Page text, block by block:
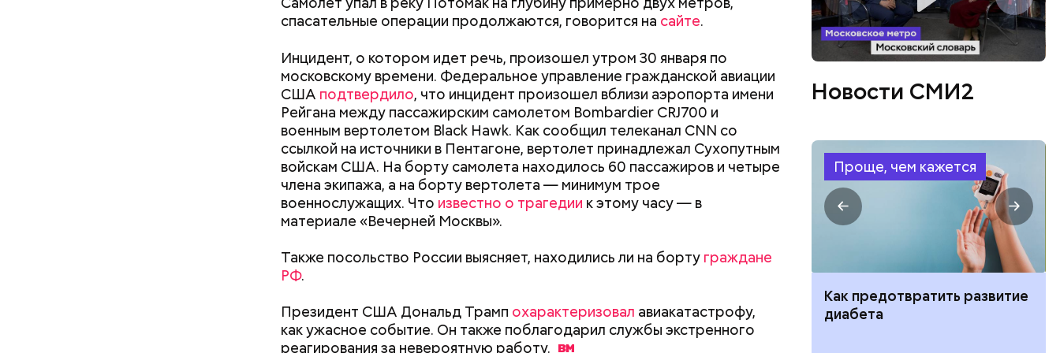
спасательные операции продолжаются, говорится на сайте.
Инцидент, о котором идет речь, произошел утром 30 января по
московскому времени. Федеральное управление гражданской авиации
США подтвердило, что инцидент произошел вблизи аэропорта имени
Рейгана между пассажирским самолетом Bombardier CRJ700 и
военным вертолетом Black Hawk. Как сообщил телеканал CNN со
ссылкой на источники в Пентагоне, вертолет принадлежал Сухопутным
войскам США. На борту самолета находилось 60 пассажиров и четыре
члена экипажа, а на борту вертолета — минимум трое
военнослужащих. Что известно о трагедии к этому часу — в
материале «Вечерней Москвы».
Также посольство России выясняет, находились ли на борту граждане
РФ.
Президент США Дональд Трамп охарактеризовал авиакатастрофу,
как ужасное событие. Он также поблагодарил службы экстренного
реагирования за невероятную работу.
открытом море или океане вполне реальна. Следовательно, нужно
делать все возможное, чтобы не оказаться за бортом.
— Для группы из пяти человек такое путешествие обойдется в
пределах 340 белорусских рублей (около 10311 рублей по ЦБ РФ —
прим. «ВМ»), — уточнил он.
Новости СМИ2
Проще, чем кажется
рублей от государства при
трудной ситуации: кто может
реновации в Москве: где
искать информацию и сроки
Как предотвратить развитие
диабета